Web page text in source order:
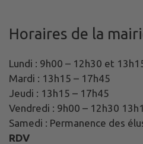
Horaires de la
Lundi : 9h00 – 12h30 et
Mardi : 13h15 – 17h45
Jeudi : 13h15 – 17h45
Vendredi : 9h00 – 12h30
Samedi : Permanence des
RDV